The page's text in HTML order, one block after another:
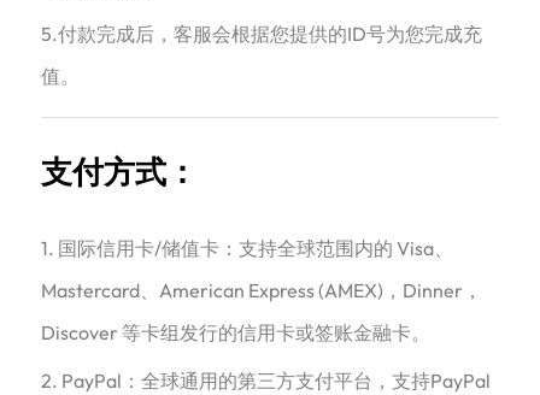
5.付款完成后，客服会根据您提供的ID号为您完成充
值。
支付方式：
1. 国际信用卡/储值卡：支持全球范围内的 Visa、
Mastercard、American Express (AMEX)，Dinner，
Discover 等卡组发行的信用卡或签账金融卡。
2. PayPal：全球通用的第三方支付平台，支持PayPal